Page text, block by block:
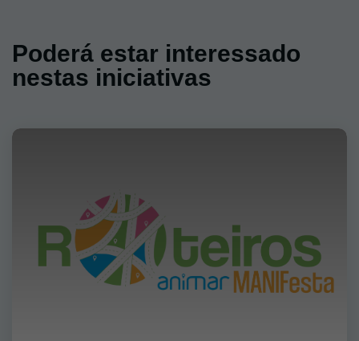
Poderá estar interessado
nestas iniciativas